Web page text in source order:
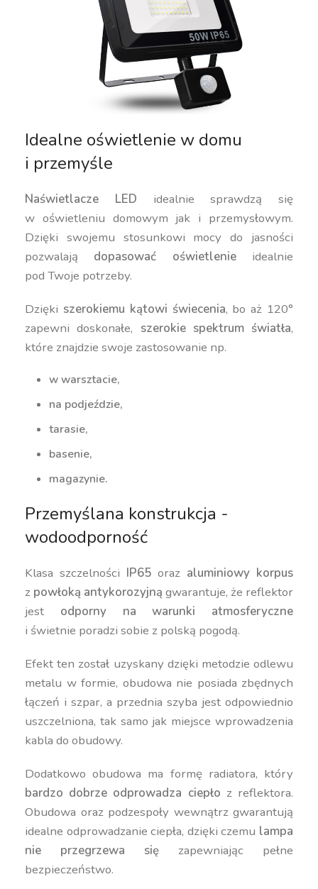
Idealne oświetlenie w domu
i przemyśle
Naświetlacze LED idealnie sprawdzą się
w oświetleniu domowym jak i przemysłowym.
Dzięki swojemu stosunkowi mocy do jasności
pozwalają dopasować oświetlenieidealnie
pod Twoje potrzeby.
Dzięki szerokiemu kątowi świecenia, bo aż 120°
zapewni doskonałe, szerokie spektrum światła,
które znajdzie swoje zastosowanie np.
w warsztacie,
na podjeździe,
tarasie,
basenie,
magazynie.
Przemyślana konstrukcja -
wodoodporność
Klasa szczelności IP65 oraz aluminiowy korpus
z powłoką antykorozyjną gwarantuje, że reflektor
jest odporny na warunki atmosferyczne
i świetnie poradzi sobie z polską pogodą.
Efekt ten został uzyskany dzięki metodzie odlewu
metalu w formie, obudowa nie posiada zbędnych
łączeń i szpar, a przednia szyba jest odpowiednio
uszczelniona, tak samo jak miejsce wprowadzenia
kabla do obudowy.
Dodatkowo obudowa ma formę radiatora, który
bardzo dobrze odprowadza ciepło z reflektora.
Obudowa oraz podzespoły wewnątrz gwarantują
idealne odprowadzanie ciepła, dzięki czemu lampa
nie przegrzewa się zapewniając pełne
bezpieczeństwo.